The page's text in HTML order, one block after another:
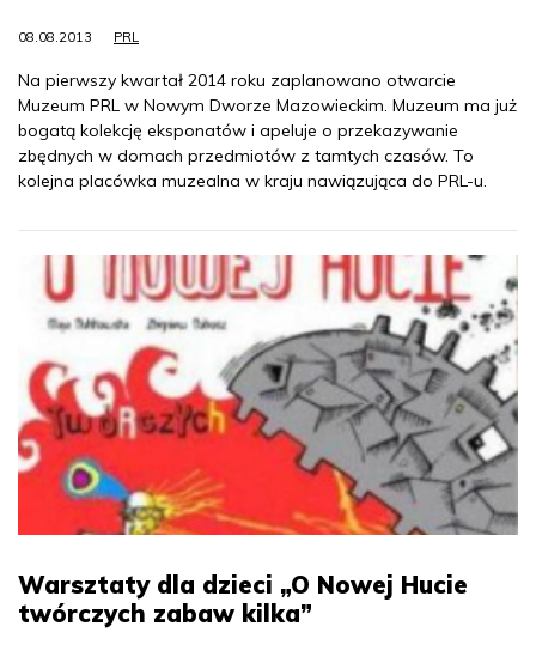
08.08.2013 PRL
Na pierwszy kwartał 2014 roku zaplanowano otwarcie
Muzeum PRL w Nowym Dworze Mazowieckim. Muzeum ma już
bogatą kolekcję eksponatów i apeluje o przekazywanie
zbędnych w domach przedmiotów z tamtych czasów. To
kolejna placówka muzealna w kraju nawiązująca do PRL-u.
Warsztaty dla dzieci „O Nowej Hucie
twórczych zabaw kilka”